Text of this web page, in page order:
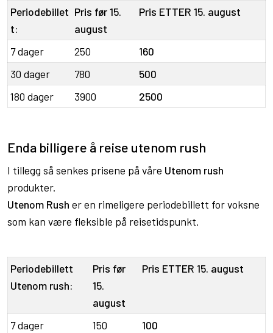
Periodebillet
t:
Pris før 15.
august
Pris ETTER 15. august
7 dager 250
160
30 dager
780
500
180 dager
3900 2500
Enda billigere å reise utenom rush
I tillegg så senkes prisene på våre Utenom rush
produkter.
Utenom Rush er en rimeligere periodebillett for voksne
som kan være fleksible på reisetidspunkt.
Periodebillett
Utenom rush:
Pris før
15.
august
Pris ETTER 15. august
7 dager 150
100